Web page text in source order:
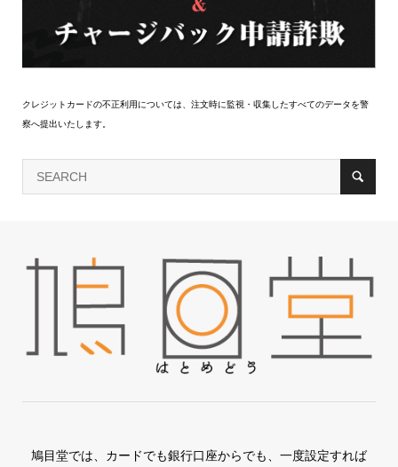
クレジットカードの不正利用については、注文時に監視・収集したすべてのデータを警
察へ提出いたします。
鳩目堂では、カードでも銀行口座からでも、一度設定すれば